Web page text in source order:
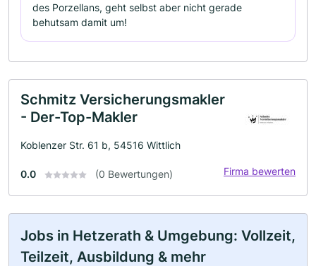
des Porzellans, geht selbst aber nicht gerade
behutsam damit um!
Schmitz Versicherungsmakler
- Der-Top-Makler
Koblenzer Str. 61 b, 54516 Wittlich
0.0 (0 Bewertungen) Firma bewerten
Jobs in Hetzerath & Umgebung: Vollzeit,
Teilzeit, Ausbildung & mehr